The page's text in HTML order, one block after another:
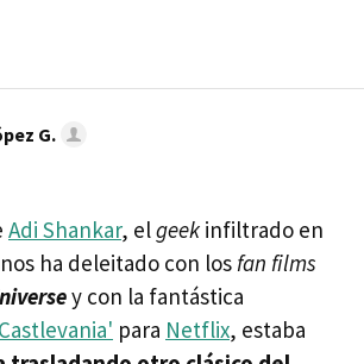
G.
Adi Shankar, elgeek infiltrado en
ha deleitado con los fan films
y con la fantástica
para Netflix, estaba